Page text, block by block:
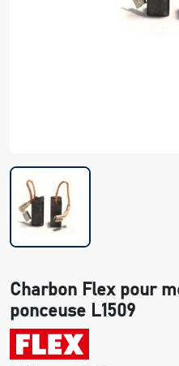
Charbon Flex pour
ponceuse L1509